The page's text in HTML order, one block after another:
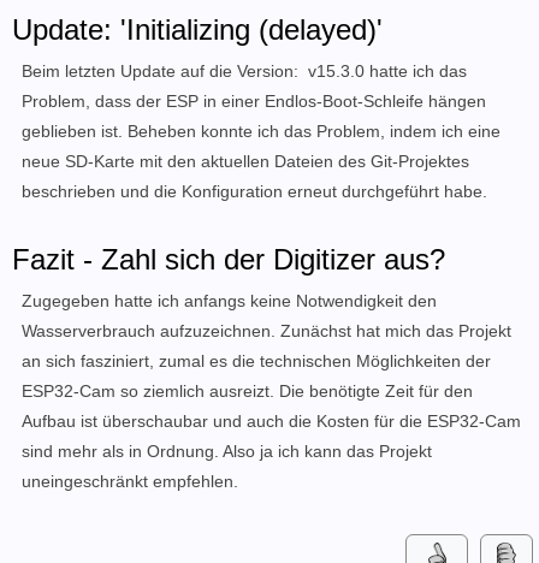
Update: 'Initializing (delayed)'
Beim letzten Update auf die Version: v15.3.0 hatte ich das
Problem, dass der ESP in einer Endlos-Boot-Schleife hängen
geblieben ist. Beheben konnte ich das Problem, indem ich eine
neue SD-Karte mit den aktuellen Dateien des Git-Projektes
beschrieben und die Konfiguration erneut durchgeführt habe.
Fazit - Zahl sich der Digitizer aus?
Zugegeben hatte ich anfangs keine Notwendigkeit den
Wasserverbrauch aufzuzeichnen. Zunächst hat mich das Projekt
an sich fasziniert, zumal es die technischen Möglichkeiten der
ESP32-Cam so ziemlich ausreizt. Die benötigte Zeit für den
Aufbau ist überschaubar und auch die Kosten für die ESP32-Cam
sind mehr als in Ordnung. Also ja ich kann das Projekt
uneingeschränkt empfehlen.